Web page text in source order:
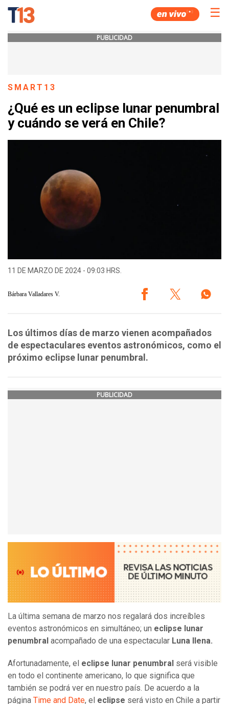
☰
PUBLICIDAD
SMART13
¿Qué es un eclipse lunar penumbral
y cuándo se verá en Chile?
11 DE MARZO DE 2024 - 09:03 HRS.
Bárbara Valladares V.
Los últimos días de marzo vienen acompañados
de espectaculares eventos astronómicos, como el
próximo eclipse lunar penumbral.
PUBLICIDAD
La última semana de marzo nos regalará dos increíbles
eventos astronómicos en simultáneo; un eclipse lunar
penumbral acompañado de una espectacular Luna llena.
Afortunadamente, el eclipse lunar penumbral será visible
en todo el continente americano, lo que significa que
también se podrá ver en nuestro país. De acuerdo a la
página Time and Date, el eclipse será visto en Chile a partir